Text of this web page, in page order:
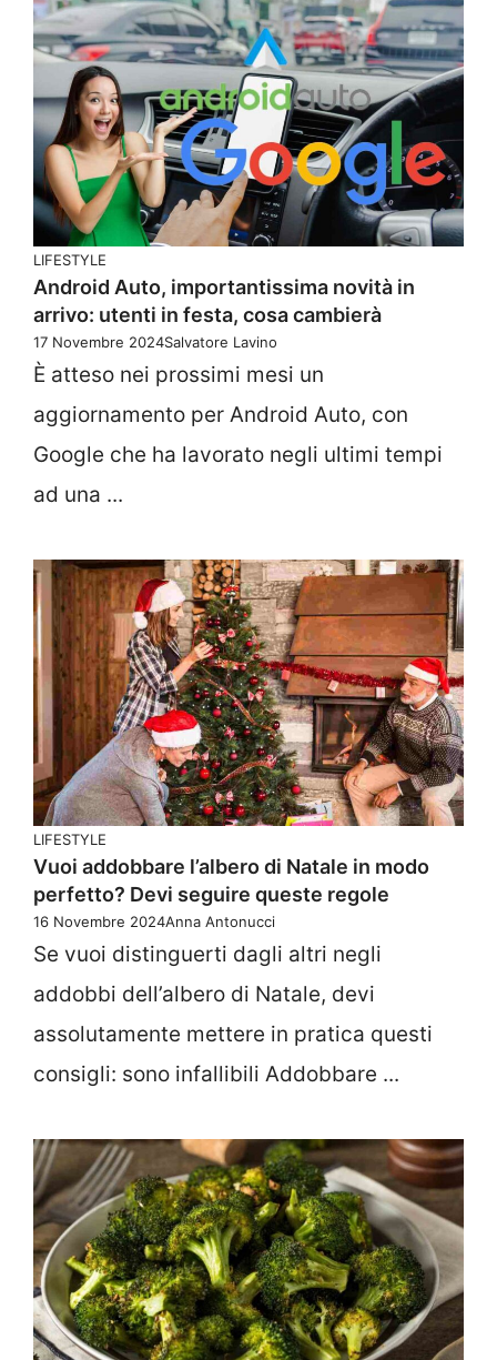
LIFESTYLE
Android Auto, importantissima novità in
arrivo: utenti in festa, cosa cambierà
17 Novembre 2024Salvatore Lavino
È atteso nei prossimi mesi un
aggiornamento per Android Auto, con
Google che ha lavorato negli ultimi tempi
ad una ...
LIFESTYLE
Vuoi addobbare l’albero di Natale in modo
perfetto? Devi seguire queste regole
16 Novembre 2024Anna Antonucci
Se vuoi distinguerti dagli altri negli
addobbi dell’albero di Natale, devi
assolutamente mettere in pratica questi
consigli: sono infallibili Addobbare ...